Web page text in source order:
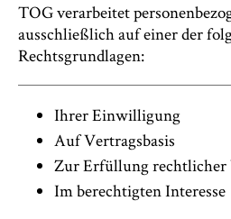
TOG verarbeitet
ausschließlich auf einer der
Rechtsgrundlagen:
Ihrer Einwilligung
Auf Vertragsbasis
Zur Erfüllung
Im berechtigten Interesse